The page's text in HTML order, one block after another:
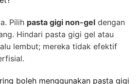
Pilih pasta gigi non-gel dengan
Hindari pasta gigi gel atau
lembut; mereka tidak efektif
boleh menggunakan pasta gigi